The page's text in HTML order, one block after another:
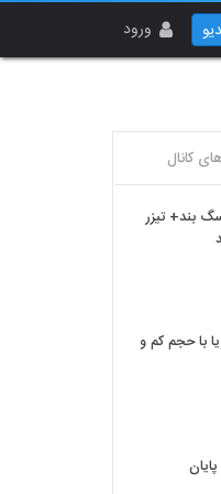
ورود
کانال
بند+ تیزر
با حجم کم و